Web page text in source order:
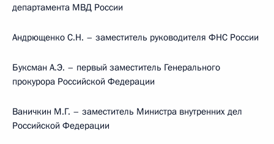
департамента МВД России
Андрющенко С.Н. – заместитель руководителя ФНС России
Буксман А.Э. – первый заместитель Генерального
прокурора Российской Федерации
Ваничкин М.Г. – заместитель Министра внутренних дел
Российской Федерации